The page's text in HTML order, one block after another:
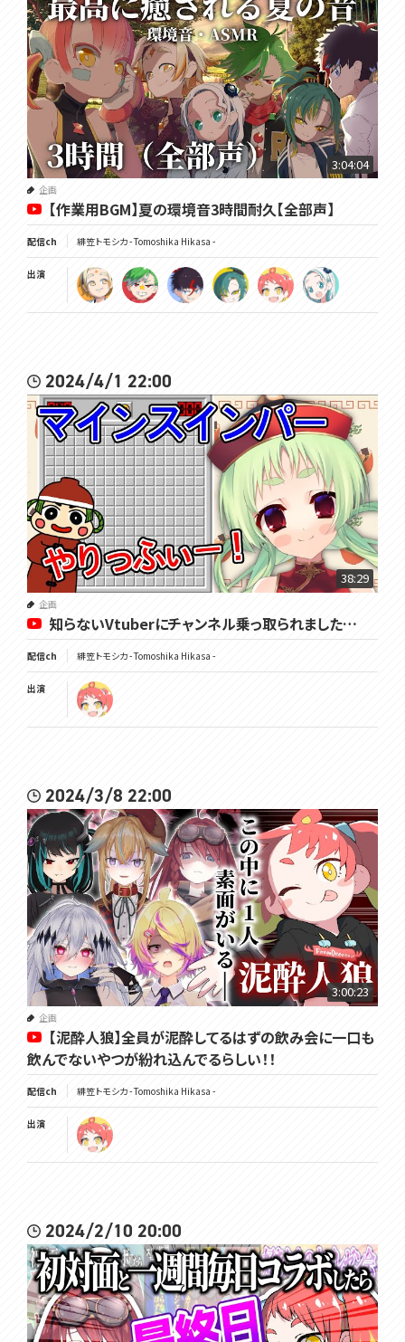
3:04:04
企画
【作業用BGM】夏の環境音3時間耐久【全部声】
配信ch 緋笠トモシカ - Tomoshika Hikasa -
出演
2024/4/1 22:00
38:29
企画
知らないVtuberにチャンネル乗っ取られました…
配信ch 緋笠トモシカ - Tomoshika Hikasa -
出演
2024/3/8 22:00
3:00:23
企画
【泥酔人狼】全員が泥酔してるはずの飲み会に一口も
飲んでないやつが紛れ込んでるらしい！！
配信ch 緋笠トモシカ - Tomoshika Hikasa -
出演
2024/2/10 20:00